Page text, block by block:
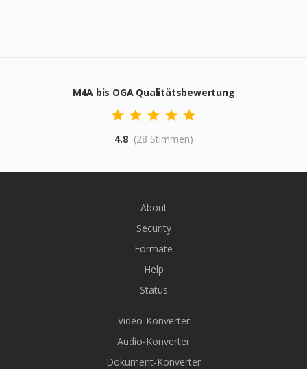
M4A bis OGA Qualitätsbewertung
4.8 (28 Stimmen)
About
Security
Formate
Help
Status
Video-Konverter
Audio-Konverter
Dokument-Konverter